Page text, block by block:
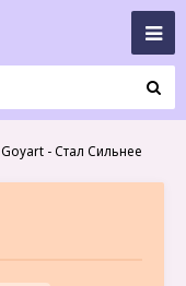
Goyart - Стал Сильнее